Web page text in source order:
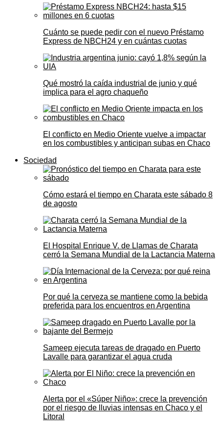
Cuánto se puede pedir con el nuevo Préstamo
Express de NBCH24 y en cuántas cuotas
Qué mostró la caída industrial de junio y qué
implica para el agro chaqueño
El conflicto en Medio Oriente vuelve a impactar
en los combustibles y anticipan subas en Chaco
Sociedad
Cómo estará el tiempo en Charata este sábado 8
de agosto
El Hospital Enrique V. de Llamas de Charata
cerró la Semana Mundial de la Lactancia Materna
Por qué la cerveza se mantiene como la bebida
preferida para los encuentros en Argentina
Sameep ejecuta tareas de dragado en Puerto
Lavalle para garantizar el agua cruda
Alerta por el «Súper Niño»: crece la prevención
por el riesgo de lluvias intensas en Chaco y el
Litoral